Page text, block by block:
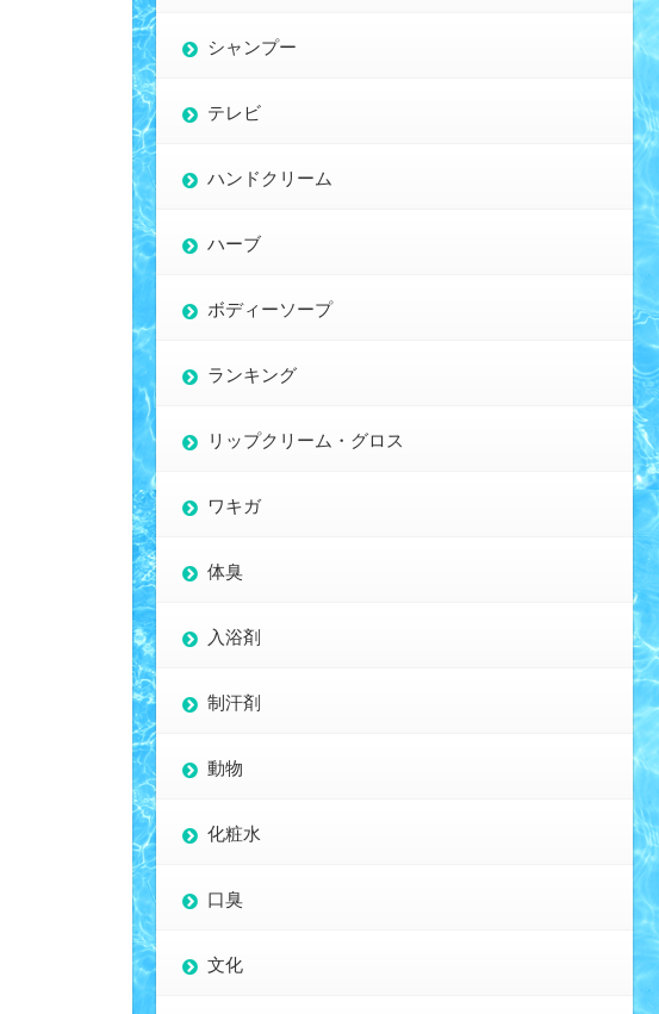
シャンプー
テレビ
ハンドクリーム
ハーブ
ボディーソープ
ランキング
リップクリーム・グロス
ワキガ
体臭
入浴剤
制汗剤
動物
化粧水
口臭
文化